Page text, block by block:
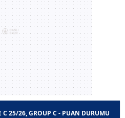
C 25/26, GROUP C - PUAN DURUMU